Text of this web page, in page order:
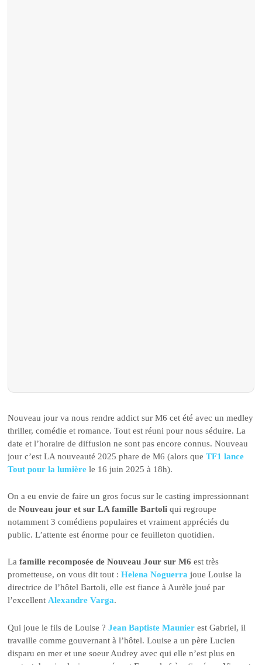
Nouveau jour va nous rendre addict sur M6 cet été avec un medley
thriller, comédie et romance. Tout est réuni pour nous séduire. La
date et l’horaire de diffusion ne sont pas encore connus. Nouveau
jour c’est LA nouveauté 2025 phare de M6 (alors queTF1 lance
Tout pour la lumière le 16 juin 2025 à 18h).
On a eu envie de faire un gros focus sur le casting impressionnant
de Nouveau jour et sur LA famille Bartoli qui regroupe
notamment 3 comédiens populaires et vraiment appréciés du
public. L’attente est énorme pour ce feuilleton quotidien.
Lafamille recomposée de Nouveau Jour sur M6 est très
prometteuse, on vous dit tout :Helena Noguerra joue Louise la
directrice de l’hôtel Bartoli, elle est fiance à Aurèle joué par
l’excellentAlexandre Varga.
Qui joue le fils de Louise ?Jean Baptiste Maunier est Gabriel, il
travaille comme gouvernant à l’hôtel. Louise a un père Lucien
disparu en mer et une soeur Audrey avec qui elle n’est plus en